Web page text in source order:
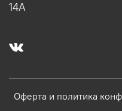
Оферта и политика
14А